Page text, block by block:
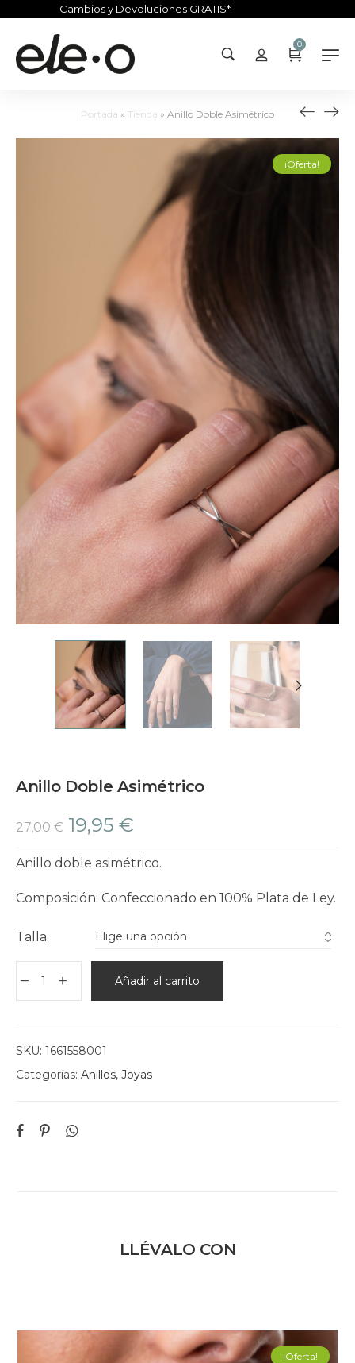
Cambios y Devoluciones GRATIS*
0
Portada » Tienda » Anillo Doble Asimétrico
¡Oferta!
Anillo Doble Asimétrico
27,00€ 19,95 €
Anillo doble asimétrico.
Composición: Confeccionado en 100% Plata de Ley.
Talla
Añadir al carrito
SKU: 1661558001
Categorías: Anillos, Joyas
LLÉVALO CON
¡Oferta!